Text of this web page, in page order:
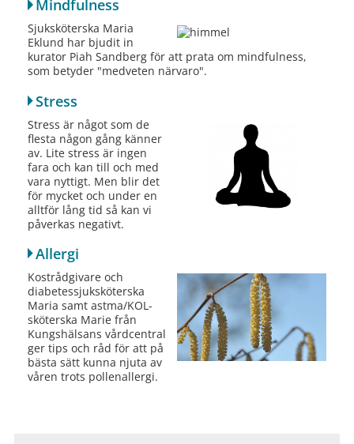
Mindfulness
Sjuksköterska Maria
Eklund har bjudit in
kurator Piah Sandberg för att prata om mindfulness,
som betyder "medveten närvaro".
Stress
Stress är något som de
flesta någon gång känner
av. Lite stress är ingen
fara och kan till och med
vara nyttigt. Men blir det
för mycket och under en
alltför lång tid så kan vi
påverkas negativt.
Allergi
Kostrådgivare och
diabetessjuksköterska
Maria samt astma/KOL-
sköterska Marie från
Kungshälsans vårdcentral
ger tips och råd för att på
bästa sätt kunna njuta av
våren trots pollenallergi.